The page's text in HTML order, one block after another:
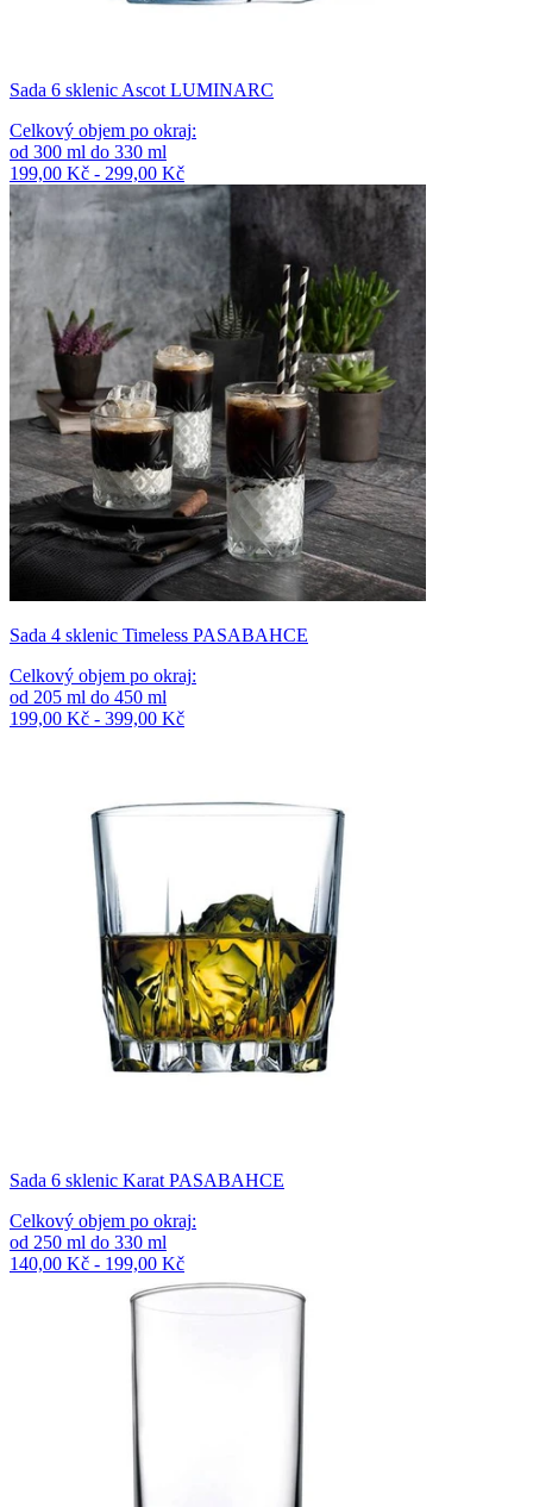
Sada 6 sklenic Ascot LUMINARC
Celkový objem po okraj:
od 300 ml do 330 ml
199,00 Kč - 299,00 Kč
Sada 4 sklenic Timeless PASABAHCE
Celkový objem po okraj:
od 205 ml do 450 ml
199,00 Kč - 399,00 Kč
Sada 6 sklenic Karat PASABAHCE
Celkový objem po okraj:
od 250 ml do 330 ml
140,00 Kč - 199,00 Kč